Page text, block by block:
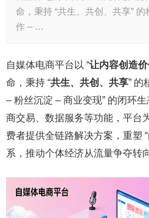
命，秉持 “共生、共创、共享” 的
作 – …
自媒体电商平台以 “让内容创造
命，秉持 “共生、共创、共享” 的
– 粉丝沉淀 – 商业变现” 的闭环
商交易、数据服务等功能，平台
费者提供全链路解决方案，重塑
系，推动个体经济从流量争夺转